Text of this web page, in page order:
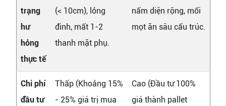
trạng
hư
hỏng
thực tế
(< 10cm), lỏng
đinh, mất 1-2
thanh mặt phụ.
nấm diện rộng, mối
mọt ăn sâu cấu trúc.
Chi phí
đầu tư
Thấp (Khoảng 15%
- 25% giá trị mua
Cao (Đầu tư 100%
giá thành pallet